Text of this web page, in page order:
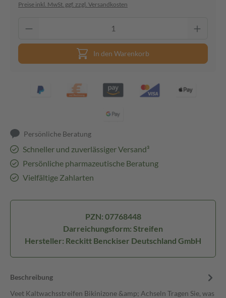
Preise inkl. MwSt. ggf. zzgl. Versandkosten
In den Warenkorb
Persönliche Beratung
Schneller und zuverlässiger Versand³
Persönliche pharmazeutische Beratung
Vielfältige Zahlarten
PZN: 07768448
Darreichungsform: Streifen
Hersteller: Reckitt Benckiser Deutschland GmbH
Beschreibung
Veet Kaltwachsstreifen Bikinizone &amp; Achseln Tragen Sie, was